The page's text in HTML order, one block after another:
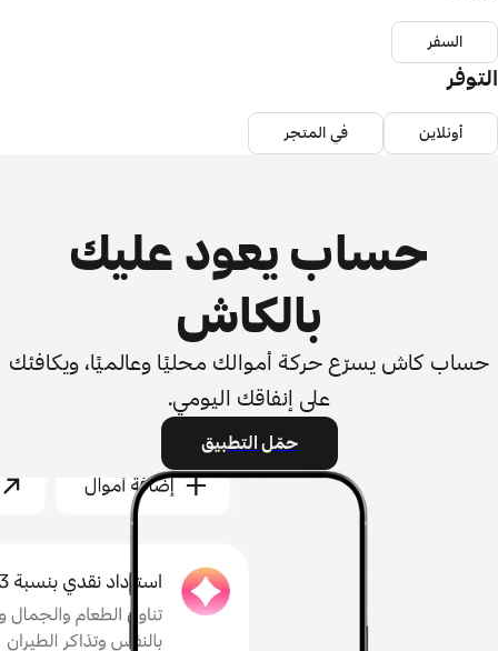
السفر
التوفر
أونلاين في المتجر
حساب يعود عليك
بالكاش
حساب كاش يسرّع حركة أموالك محليًا وعالميًا، ويكافئك
على إنفاقك اليومي.
حمّل التطبيق